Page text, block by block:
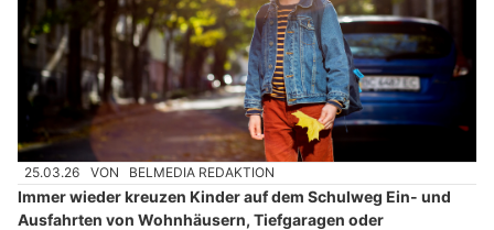
25.03.26 VON BELMEDIA REDAKTION
Immer wieder kreuzen Kinder auf dem Schulweg Ein- und
Ausfahrten von Wohnhäusern, Tiefgaragen oder